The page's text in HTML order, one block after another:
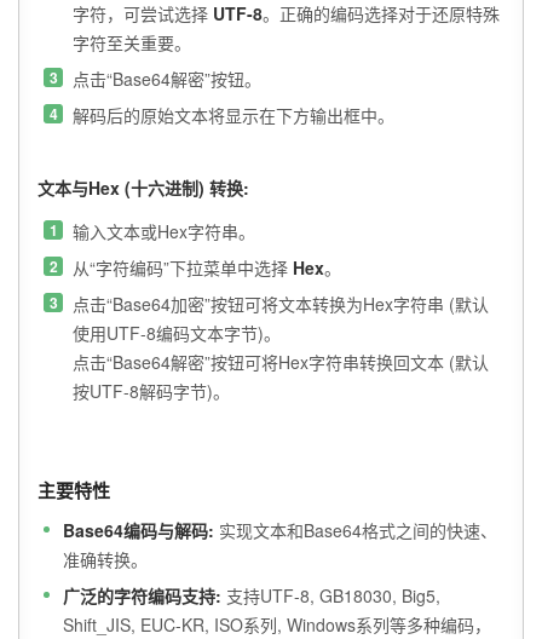
字符，可尝试选择 UTF-8。正确的编码选择对于还原特殊
字符至关重要。
点击“Base64解密”按钮。
解码后的原始文本将显示在下方输出框中。
文本与Hex (十六进制) 转换:
输入文本或Hex字符串。
从“字符编码”下拉菜单中选择 Hex。
点击“Base64加密”按钮可将文本转换为Hex字符串 (默认
使用UTF-8编码文本字节)。
点击“Base64解密”按钮可将Hex字符串转换回文本 (默认
按UTF-8解码字节)。
主要特性
Base64编码与解码: 实现文本和Base64格式之间的快速、
准确转换。
广泛的字符编码支持: 支持UTF-8, GB18030, Big5,
Shift_JIS, EUC-KR, ISO系列, Windows系列等多种编码，